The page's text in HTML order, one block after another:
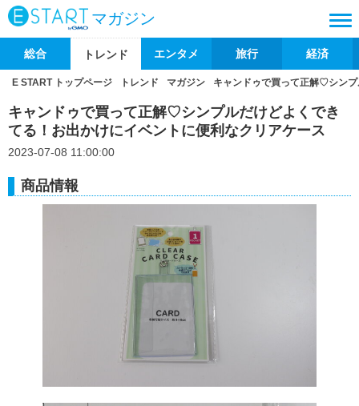
マガジン
総合 トレンド エンタメ 旅行 経済
E START トップページ トレンド マガジン キャンドゥで買って正解♡シン
キャンドゥで買って正解♡シンプルだけどよくでき
てる！お出かけにイベントに便利なクリアケース
2023-07-08 11:00:00
商品情報